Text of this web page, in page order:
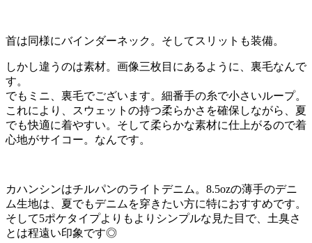
首は同様にバインダーネック。そしてスリットも装備。
しかし違うのは素材。画像三枚目にあるように、裏毛なんで
す。
でもミニ、裏毛でございます。細番手の糸で小さいループ。
これにより、スウェットの持つ柔らかさを確保しながら、夏
でも快適に着やすい。そして柔らかな素材に仕上がるので着
心地がサイコー。なんです。
カハンシンはチルパンのライトデニム。8.5ozの薄手のデニ
ム生地は、夏でもデニムを穿きたい方に特におすすめです。
そして5ポケタイプよりもよりシンプルな見た目で、土臭さ
とは程遠い印象です◎